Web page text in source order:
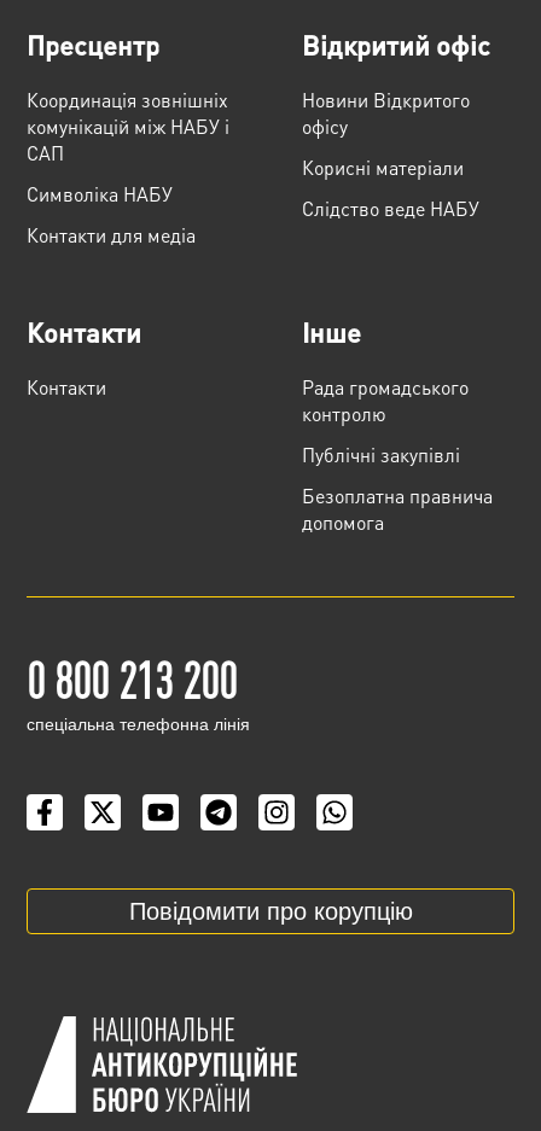
Пресцентр
Координація зовнішніх
комунікацій між НАБУ і
САП
Cимволіка НАБУ
Контакти для медіа
Відкритий офіс
Новини Відкритого
офісу
Корисні матеріали
Слідство веде НАБУ
Контакти
Контакти
Інше
Рада громадського
контролю
Публічні закупівлі
Безоплатна правнича
допомога
0 800 213 200
cпеціальна телефонна лінія
Повідомити про корупцію